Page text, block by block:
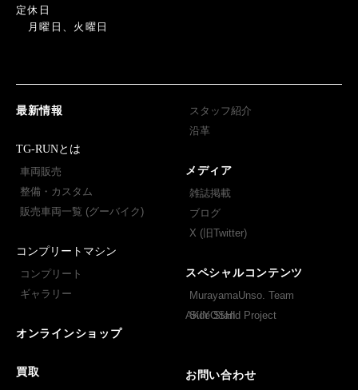
定休日
月曜日、火曜日
最新情報
TG-RUNとは
車両販売
整備・カスタム
販売車両一覧 (グーバイク)
コンプリートマシン
コンプリート
ギャラリー
オンラインショップ
買取
スタッフ紹介
沿革
メディア
雑誌掲載
ブログ
X (旧Twitter)
スペシャルコンテンツ
MurayamaUnso. Team
AKIYOSHI
Side Stand Project
お問い合わせ